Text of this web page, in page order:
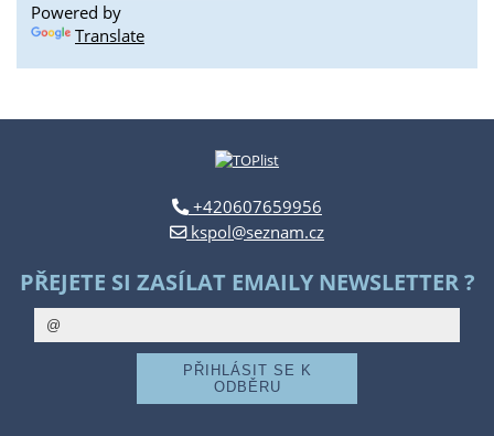
Powered by
Translate
+420607659956
kspol@seznam.cz
PŘEJETE SI ZASÍLAT EMAILY NEWSLETTER ?